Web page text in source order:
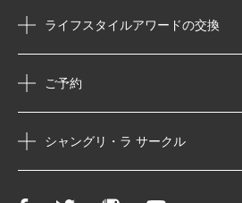
ライフスタイルアワードの交換
ご予約
シャングリ・ラ サークル